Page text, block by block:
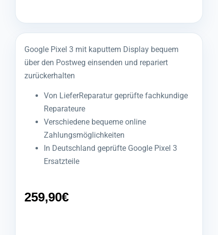
Google Pixel 3 mit kaputtem Display bequem
über den Postweg einsenden und repariert
zurückerhalten
Von LieferReparatur geprüfte fachkundige
Reparateure
Verschiedene bequeme online
Zahlungsmöglichkeiten
In Deutschland geprüfte Google Pixel 3
Ersatzteile
259,90€